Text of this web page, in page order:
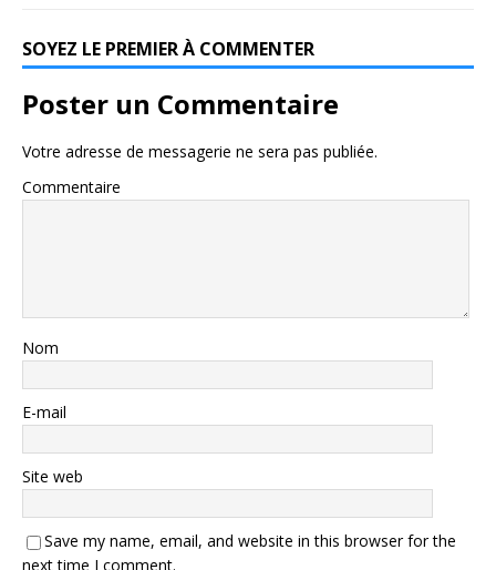
SOYEZ LE PREMIER À COMMENTER
Poster un Commentaire
Votre adresse de messagerie ne sera pas publiée.
Commentaire
Nom
E-mail
Site web
Save my name, email, and website in this browser for the
next time I comment.